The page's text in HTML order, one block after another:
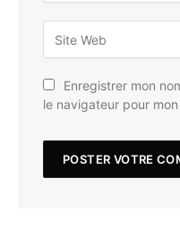
Enregistrer mon
le navigateur pour